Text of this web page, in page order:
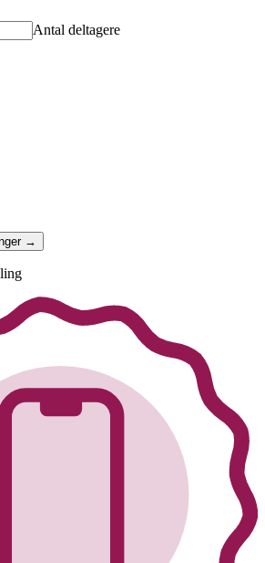
Antal deltagere
→